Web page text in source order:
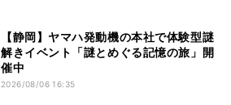
【静岡】ヤマハ発動機の本社で体験型謎
解きイベント「謎とめぐる記憶の旅」開
催中
2026/08/06 16:35